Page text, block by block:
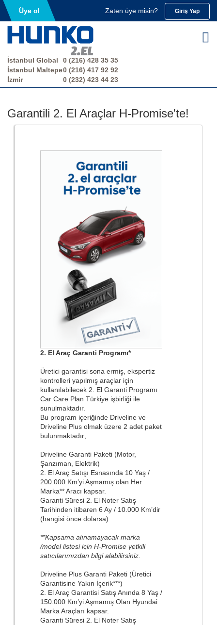
Üye ol Zaten üye misin? Giriş Yap
İstanbul Global
0 (216) 428 35 35
İstanbul Maltepe0 (216) 417 92 92
İzmir
0 (232) 423 44 23
Garantili 2. El Araçlar H-Promise'te!
2. El Araç Garanti Programı*
Üretici garantisi sona ermiş, ekspertiz
kontrolleri yapılmış araçlar için
kullanılabilecek 2. El Garanti Programı
Car Care Plan Türkiye işbirliği ile
sunulmaktadır.
Bu program içeriğinde Driveline ve
Driveline Plus olmak üzere 2 adet paket
bulunmaktadır;
Driveline Garanti Paketi (Motor,
Şanzıman, Elektrik)
2. El Araç Satışı Esnasında 10 Yaş /
200.000 Km’yi Aşmamış olan Her
Marka** Aracı kapsar.
Garanti Süresi 2. El Noter Satış
Tarihinden itibaren 6 Ay / 10.000 Km’dir
(hangisi önce dolarsa)
**Kapsama alınamayacak marka
/model listesi için H-Promise yetkili
satıcılarımızdan bilgi alabilirsiniz.
Driveline Plus Garanti Paketi (Üretici
Garantisine Yakın İçerik***)
2. El Araç Garantisi Satış Anında 8 Yaş /
150.000 Km’yi Aşmamış Olan Hyundai
Marka Araçları kapsar.
Garanti Süresi 2. El Noter Satış